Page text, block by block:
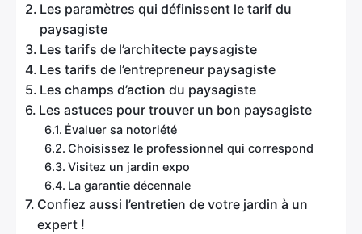
Les paramètres qui définissent le tarif du
paysagiste
Les tarifs de l’architecte paysagiste
Les tarifs de l’entrepreneur paysagiste
Les champs d’action du paysagiste
Les astuces pour trouver un bon paysagiste
Évaluer sa notoriété
Choisissez le professionnel qui correspond
Visitez un jardin expo
La garantie décennale
Confiez aussi l’entretien de votre jardin à un
expert !